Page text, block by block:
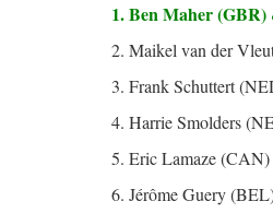
1. Ben Maher
2. Maikel van der
3. Frank Schuttert
4. Harrie Smolders
5. Eric Lamaze(CAN)
6. Jérôme Guery